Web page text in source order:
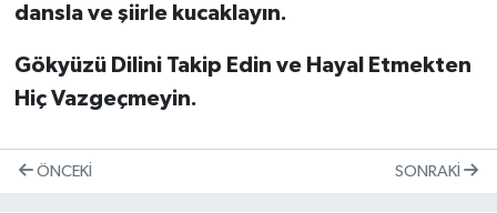
dansla ve şiirle kucaklayın.
Gökyüzü Dilini Takip Edin ve Hayal Etmekten
Hiç Vazgeçmeyin.
ÖNCEKI SONRAKI